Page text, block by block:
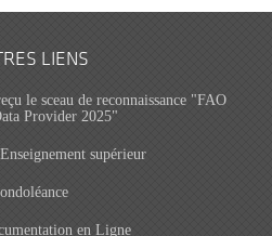
LIENS
le sceau de reconnaissance "FAO
Provider 2025"
supérieur
en Ligne